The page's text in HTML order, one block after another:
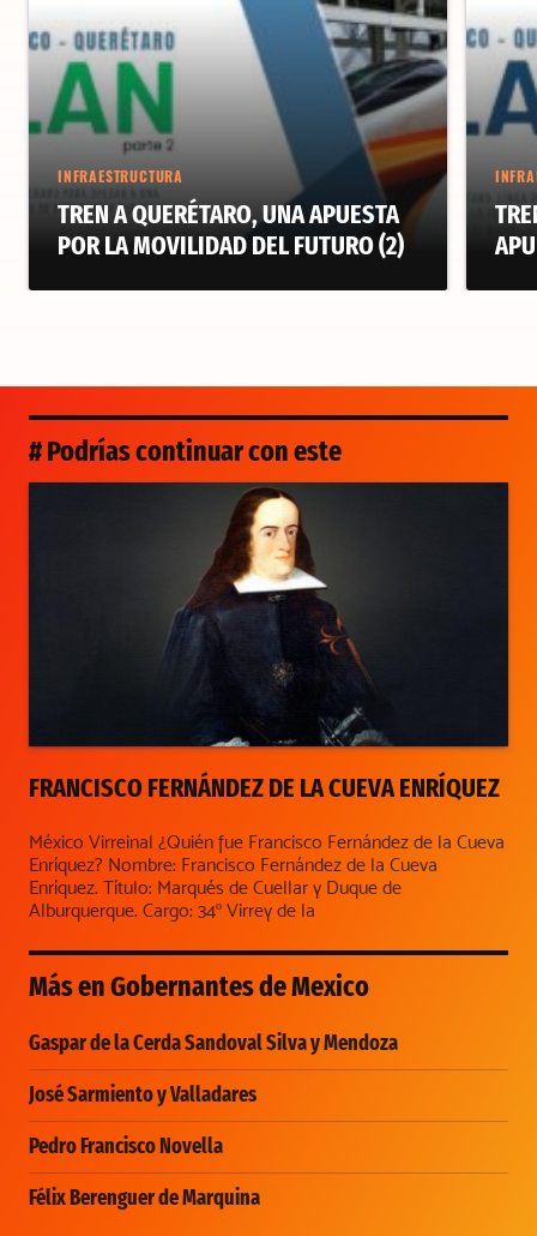
INFRAESTRUCTURA
TREN A QUERÉTARO, UNA APUESTA
POR LA MOVILIDAD DEL FUTURO (2)
# Podrías continuar con este
FRANCISCO FERNÁNDEZ DE LA CUEVA ENRÍQUEZ
México Virreinal ¿Quién fue Francisco Fernández de la Cueva
Enríquez? Nombre: Francisco Fernández de la Cueva
Enríquez. Título: Marqués de Cuellar y Duque de
Alburquerque. Cargo: 34º Virrey de la
Más enGobernantes de Mexico
Gaspar de la Cerda Sandoval Silva y Mendoza
José Sarmiento y Valladares
Pedro Francisco Novella
Félix Berenguer de Marquina